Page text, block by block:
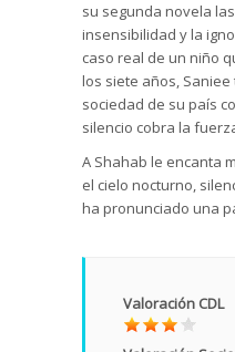
su segunda novela
insensibilidad y la
caso real de un niño
los siete años,
sociedad de su país
silencio cobra la
A Shahab le encanta
el cielo nocturno,
ha pronunciado una
Valoración CDL